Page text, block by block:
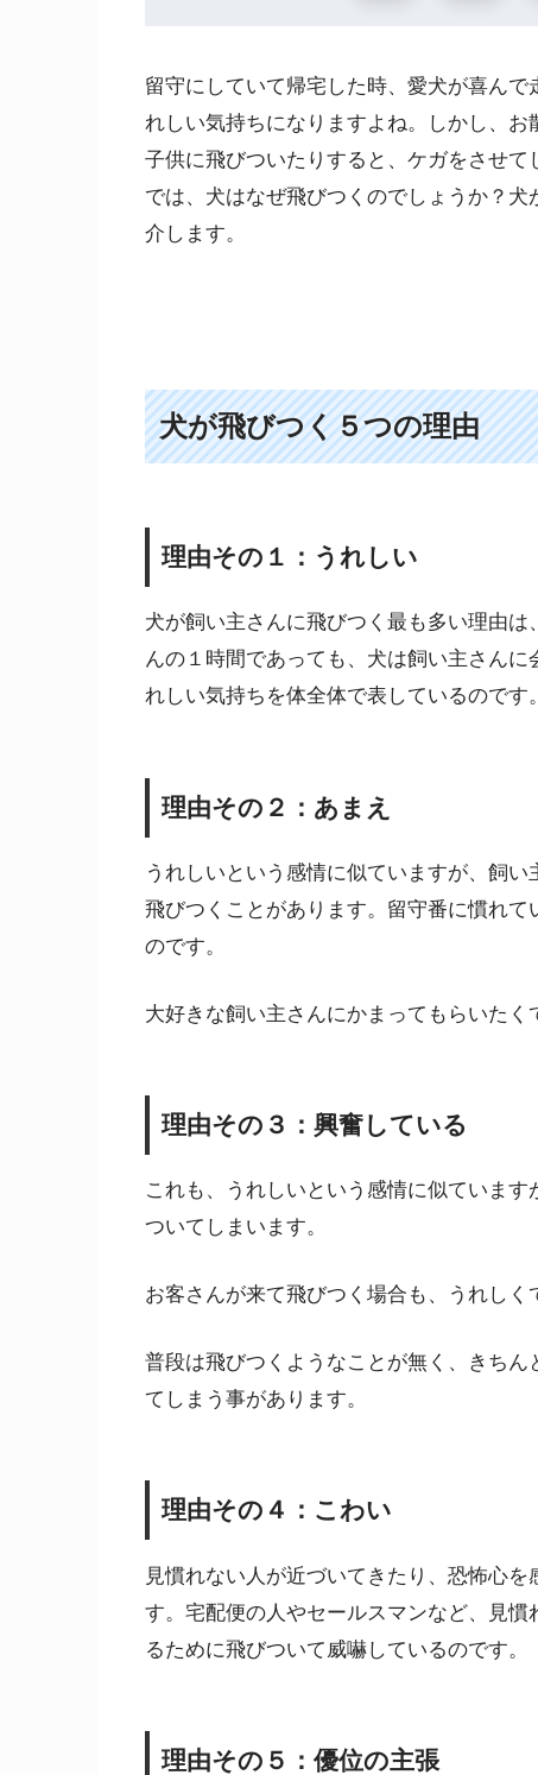
留守にしていて帰宅した時、愛犬が喜ん
れしい気持ちになりますよね。しかし、
子供に飛びついたりすると、ケガをさせて
では、犬はなぜ飛びつくのでしょうか？
介します。
犬が飛びつく５つの理由
理由その１：うれしい
犬が飼い主さんに飛びつく最も多い理由
んの１時間であっても、犬は飼い主さん
れしい気持ちを体全体で表しているのです。
理由その２：あまえ
うれしいという感情に似ていますが、飼
飛びつくことがあります。留守番に慣れ
のです。
大好きな飼い主さんにかまってもらいたく
理由その３：興奮している
これも、うれしいという感情に似ていま
ついてしまいます。
お客さんが来て飛びつく場合も、うれしく
普段は飛びつくようなことが無く、きち
てしまう事があります。
理由その４：こわい
見慣れない人が近づいてきたり、恐怖心
す。宅配便の人やセールスマンなど、見
るために飛びついて威嚇しているのです。
理由その５：優位の主張